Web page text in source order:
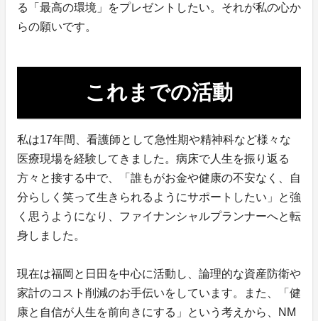
る「最高の環境」をプレゼントしたい。それが私の心か
らの願いです。
これまでの活動
私は17年間、看護師として急性期や精神科など様々な
医療現場を経験してきました。病床で人生を振り返る
方々と接する中で、「誰もがお金や健康の不安なく、自
分らしく笑って生きられるようにサポートしたい」と強
く思うようになり、ファイナンシャルプランナーへと転
身しました。
現在は福岡と日田を中心に活動し、論理的な資産防衛や
家計のコスト削減のお手伝いをしています。また、「健
康と自信が人生を前向きにする」という考えから、NM